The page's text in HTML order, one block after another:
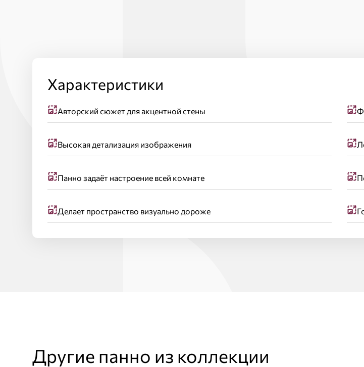
Характеристики
Авторский сюжет для акцентной стены
Высокая детализация изображения
Панно задаёт настроение всей комнате
Делает пространство визуально дороже
Другие панно из коллекции